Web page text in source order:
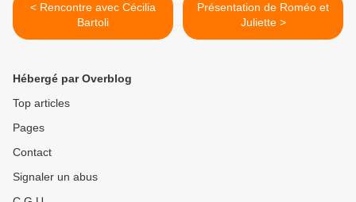
< Rencontre avec Cécilia
Bartoli
Présentation de Roméo et
Juliette >
Hébergé par Overblog
Top articles
Pages
Contact
Signaler un abus